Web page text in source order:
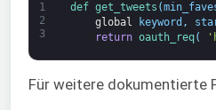
1
2
3
def get_tweets (
global
keyword ,
return oauth_req(
Für weitere dokumentierte